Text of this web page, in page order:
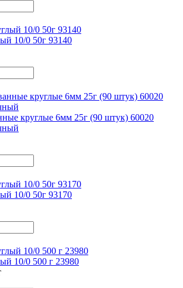
10/0 50г 93140
круглые 6мм 25г (90 штук) 60020
10/0 50г 93170
10/0 500 г 23980